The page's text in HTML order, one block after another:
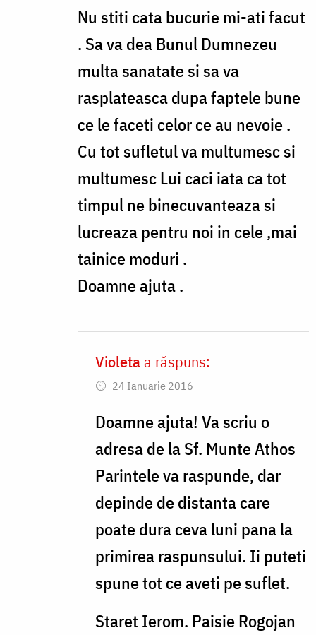
to
Gabriela,
pomeni
eu
by
andrei.atudori
Nu stiti cata bucurie mi-ati facut
. Sa va dea Bunul Dumnezeu
multa sanatate si sa va
rasplateasca dupa faptele bune
ce le faceti celor ce au nevoie .
Cu tot sufletul va multumesc si
multumesc Lui caci iata ca tot
timpul ne binecuvanteaza si
lucreaza pentru noi in cele ,mai
tainice moduri .
Doamne ajuta .
In
reply
to
Nu
bucurie
mi
by
Gabriela
Violeta a răspuns:
24 Ianuarie 2016
Doamne ajuta! Va scriu o
adresa de la Sf. Munte Athos
Parintele va raspunde, dar
depinde de distanta care
poate dura ceva luni pana la
primirea raspunsului. Ii puteti
spune tot ce aveti pe suflet.
Staret Ierom. Paisie Rogojan